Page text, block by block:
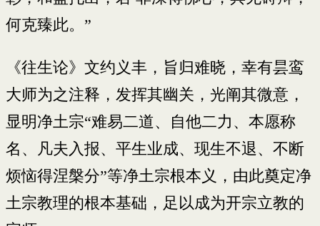
何克臻此。”
《往生论》文约义丰，旨归难晓，幸有昙鸾
大师为之注释，发挥其幽关，光阐其微意，
显明净土宗“难易二道、自他二力、本愿称
名、凡夫入报、平生业成、现生不退、不断
烦恼得涅槃分”等净土宗根本义，由此奠定净
土宗教理的根本基础，足以成为开宗立教的